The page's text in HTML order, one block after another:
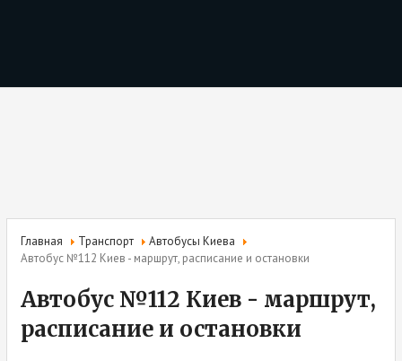
Главная Транспорт
Автобусы Киева
Автобус №112 Киев - маршрут, расписание и остановки
Автобус №112 Киев - маршрут,
расписание и остановки